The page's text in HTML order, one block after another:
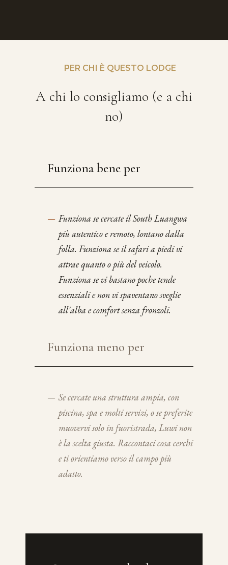
PER CHI È QUESTO LODGE
A chi lo consigliamo (e a chi
no)
Funziona bene per
— Funziona se cercate il South Luangwa
più autentico e remoto, lontano dalla
folla. Funziona se il safari a piedi vi
attrae quanto o più del veicolo.
Funziona se vi bastano poche tende
essenziali e non vi spaventano sveglie
all'alba e comfort senza fronzoli.
Funziona meno per
— Se cercate una struttura ampia, con
piscina, spa e molti servizi, o se preferite
muovervi solo in fuoristrada, Luwi non
è la scelta giusta. Raccontaci cosa cerchi
e ti orientiamo verso il campo più
adatto.